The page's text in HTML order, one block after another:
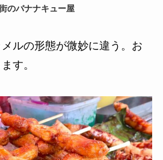
のバナナキュー屋
ルの形態が微妙に違う。お
す。